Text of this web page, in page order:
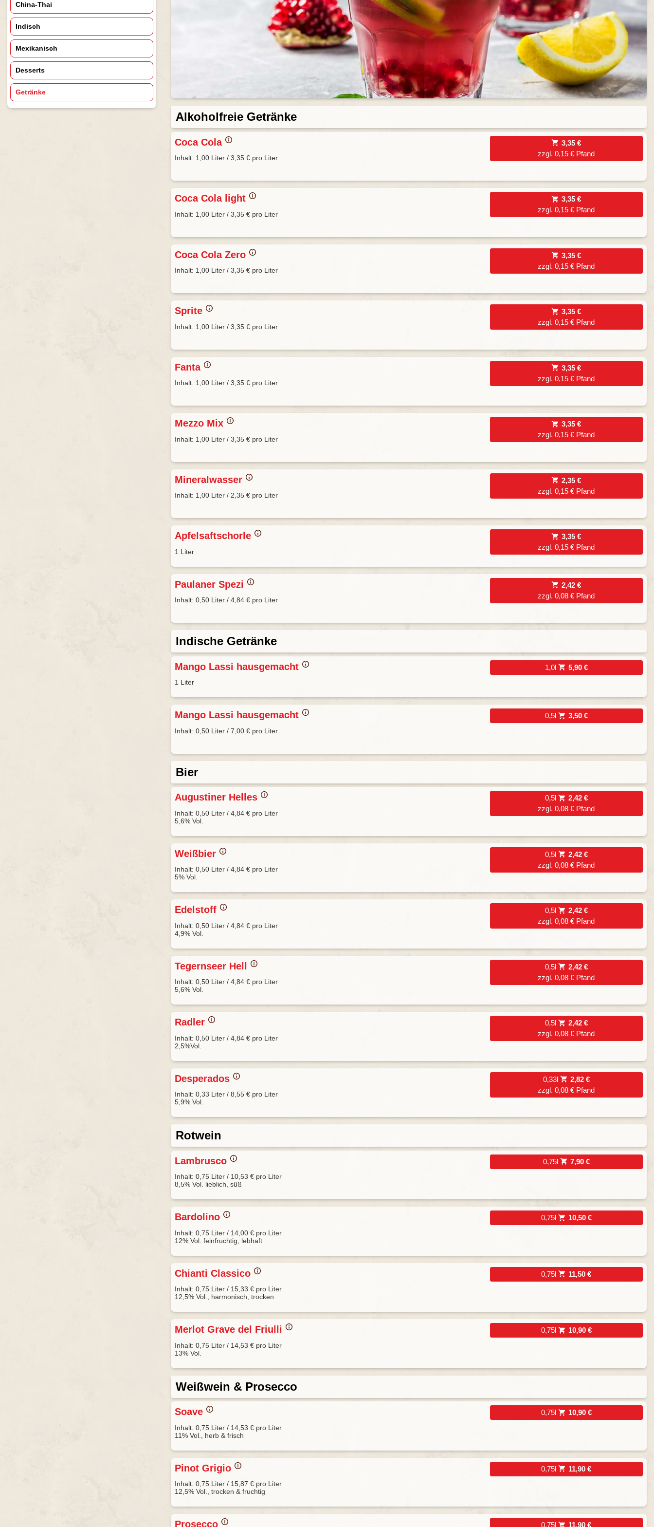
China-Thai
Indisch
Mexikanisch
Desserts
Getränke
Alkoholfreie Getränke
Coca Cola
Inhalt: 1,00 Liter / 3,35 € pro Liter
3,35 €
zzgl. 0,15 € Pfand
Coca Cola light
Inhalt: 1,00 Liter / 3,35 € pro Liter
3,35 €
zzgl. 0,15 € Pfand
Coca Cola Zero
Inhalt: 1,00 Liter / 3,35 € pro Liter
3,35 €
zzgl. 0,15 € Pfand
Sprite
Inhalt: 1,00 Liter / 3,35 € pro Liter
3,35 €
zzgl. 0,15 € Pfand
Fanta
Inhalt: 1,00 Liter / 3,35 € pro Liter
3,35 €
zzgl. 0,15 € Pfand
Mezzo Mix
Inhalt: 1,00 Liter / 3,35 € pro Liter
3,35 €
zzgl. 0,15 € Pfand
Mineralwasser
Inhalt: 1,00 Liter / 2,35 € pro Liter
2,35 €
zzgl. 0,15 € Pfand
Apfelsaftschorle
1 Liter
3,35 €
zzgl. 0,15 € Pfand
Paulaner Spezi
Inhalt: 0,50 Liter / 4,84 € pro Liter
2,42 €
zzgl. 0,08 € Pfand
Indische Getränke
Mango Lassi hausgemacht
1 Liter
1,0l 5,90 €
Mango Lassi hausgemacht
Inhalt: 0,50 Liter / 7,00 € pro Liter
0,5l 3,50 €
Bier
Augustiner Helles
Inhalt: 0,50 Liter / 4,84 € pro Liter
5,6% Vol.
0,5l
2,42 €
zzgl. 0,08 € Pfand
Weißbier
Inhalt: 0,50 Liter / 4,84 € pro Liter
5% Vol.
0,5l
2,42 €
zzgl. 0,08 € Pfand
Edelstoff
Inhalt: 0,50 Liter / 4,84 € pro Liter
4,9% Vol.
0,5l
2,42 €
zzgl. 0,08 € Pfand
Tegernseer Hell
Inhalt: 0,50 Liter / 4,84 € pro Liter
5,6% Vol.
0,5l
2,42 €
zzgl. 0,08 € Pfand
Radler
Inhalt: 0,50 Liter / 4,84 € pro Liter
2,5%Vol.
0,5l
2,42 €
zzgl. 0,08 € Pfand
Desperados
Inhalt: 0,33 Liter / 8,55 € pro Liter
5,9% Vol.
0,33l
2,82 €
zzgl. 0,08 € Pfand
Rotwein
Lambrusco
Inhalt: 0,75 Liter / 10,53 € pro Liter
8,5% Vol. lieblich, süß
0,75l 7,90 €
Bardolino
Inhalt: 0,75 Liter / 14,00 € pro Liter
12% Vol. feinfruchtig, lebhaft
0,75l 10,50 €
Chianti Classico
Inhalt: 0,75 Liter / 15,33 € pro Liter
12,5% Vol., harmonisch, trocken
0,75l 11,50 €
Merlot Grave del Friulli
Inhalt: 0,75 Liter / 14,53 € pro Liter
13% Vol.
0,75l 10,90 €
Weißwein & Prosecco
Soave
Inhalt: 0,75 Liter / 14,53 € pro Liter
11% Vol., herb & frisch
0,75l 10,90 €
Pinot Grigio
Inhalt: 0,75 Liter / 15,87 € pro Liter
12,5% Vol., trocken & fruchtig
0,75l 11,90 €
Prosecco 0,75l 11,90 €